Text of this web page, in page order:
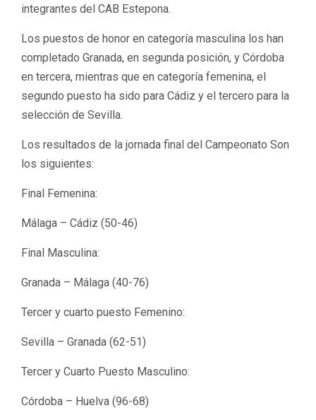
integrantes del CAB Estepona.
Los puestos de honor en categoría masculina los han
completado Granada, en segunda posición, y Córdoba
en tercera, mientras que en categoría femenina, el
segundo puesto ha sido para Cádiz y el tercero para la
selección de Sevilla.
Los resultados de la jornada final del Campeonato Son
los siguientes:
Final Femenina:
Málaga – Cádiz (50-46)
Final Masculina:
Granada – Málaga (40-76)
Tercer y cuarto puesto Femenino:
Sevilla – Granada (62-51)
Tercer y Cuarto Puesto Masculino:
Córdoba – Huelva (96-68)